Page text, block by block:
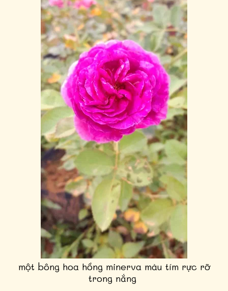
một bông hoa hồng minerva màu tím rực rỡ
trong nắng